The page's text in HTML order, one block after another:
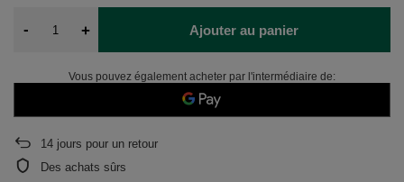
- + Ajouter au panier
Vous pouvez également acheter par l'intermédiaire de:
14 jours pour un retour
Des achats sûrs